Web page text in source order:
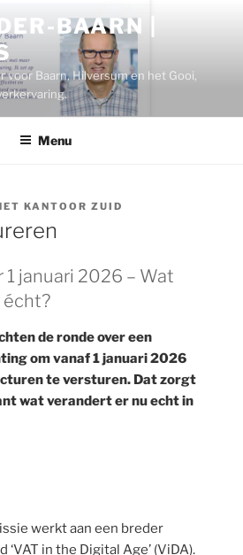
BAARN |
voor Baarn, Hilversum en het Gooi,
Menu
KANTOOR ZUID
januari 2026 – Wat
écht?
de ronde over een
om vanaf 1 januari 2026
te versturen. Dat zorgt
wat verandert er nu echt in
werkt aan een breder
in the Digital Age’ (ViDA).